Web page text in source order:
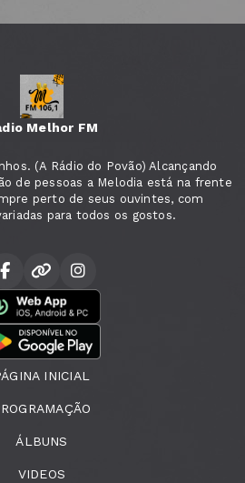
Melhor FM
(A Rádio do Povão) Alcançando
de pessoas a Melodia está na frente
perto de seus ouvintes, com
para todos os gostos.
INICIAL
ÁLBUNS
VIDEOS